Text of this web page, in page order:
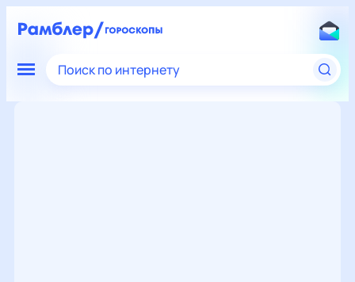
Поиск по интернету